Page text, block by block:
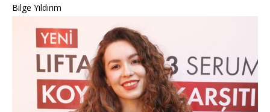
Bilge Yıldırım